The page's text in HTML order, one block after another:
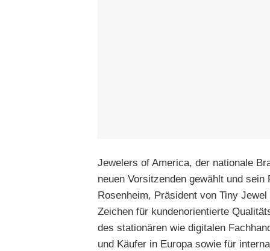
Jewelers of America, der nationale
neuen Vorsitzenden gewählt und
Rosenheim, Präsident von Tiny
Zeichen für kundenorientierte
des stationären wie digitalen
und Käufer in Europa sowie für